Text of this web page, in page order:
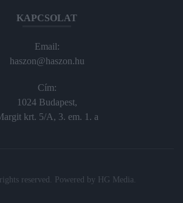
KAPCSOLAT
Email:
haszon@haszon.hu
Cím:
1024 Budapest,
krt. 5/A, 3. em. 1. a
reserved. Powered by HG Media